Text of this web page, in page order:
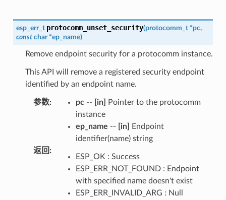
esp_err_t protocomm_unset_security(protocomm_t *pc,
const char *ep_name)
Remove endpoint security for a protocomm instance.
This API will remove a registered security endpoint
identified by an endpoint name.
参数: pc-- [in]
Pointer to the protocomm
instance
ep_name -- [in]
Endpoint
identifier(name) string
返回 :
ESP_OK : Success
ESP_ERR_NOT_FOUND : Endpoint
with specified name doesn't exist
ESP_ERR_INVALID_ARG : Null